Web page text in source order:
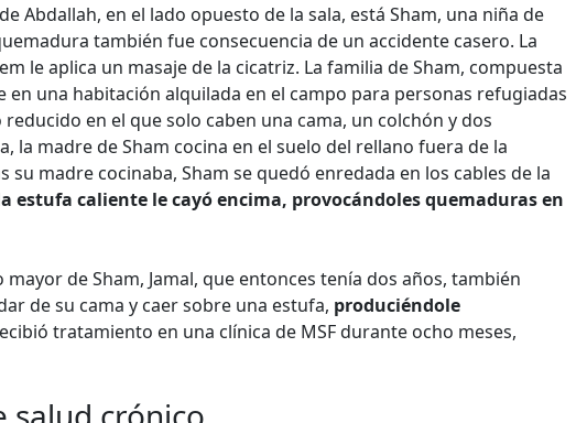
Abdallah, en el lado opuesto de la sala, está Sham, una niña de
también fue consecuencia de un accidente casero. La
le aplica un masaje de la cicatriz. La familia de Sham, compuesta
una habitación alquilada en el campo para personas refugiadas
reducido en el que solo caben una cama, un colchón y dos
la madre de Sham cocina en el suelo del rellano fuera de la
su madre cocinaba, Sham se quedó enredada en los cables de la
estufa caliente le cayó encima, provocándoles quemaduras en
de Sham, Jamal, que entonces tenía dos años, también
de su cama y caer sobre una estufa, produciéndole
tratamiento en una clínica de MSF durante ocho meses,